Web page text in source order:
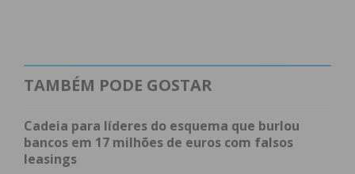
detendo-o em flagrante delito. O homem já tinha
bem como por tráfico e consumo de droga. Vai ser
presente a tribunal esta segunda-feira, para
aplicação das medidas de coação.
TAMBÉM PODE GOSTAR
Cadeia para líderes do esquema que burlou
bancos em 17 milhões de euros com falsos
leasings